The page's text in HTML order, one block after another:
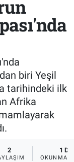
biri Yeşil
tarihindeki ilk
Afrika
2 1 DK
OKUNMA